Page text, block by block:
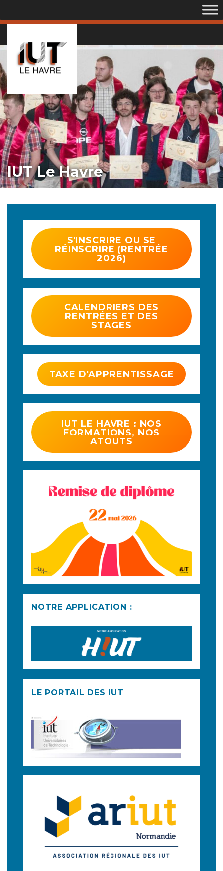
IUT Le Havre
S'INSCRIRE OU SE
RÉINSCRIRE (RENTRÉE
2026)
CALENDRIERS DES
RENTRÉES ET DES
STAGES
TAXE D'APPRENTISSAGE
IUT LE HAVRE : NOS
FORMATIONS, NOS
ATOUTS
NOTRE APPLICATION :
LE PORTAIL DES IUT